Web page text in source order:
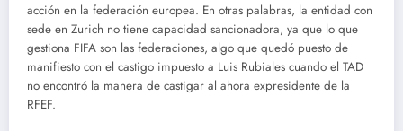
acción en la federación europea. En otras palabras, la entidad con
sede en Zurich no tiene capacidad sancionadora, ya que lo que
gestiona FIFA son las federaciones, algo que quedó puesto de
manifiesto con el castigo impuesto a Luis Rubiales cuando el TAD
no encontró la manera de castigar al ahora expresidente de la
RFEF.